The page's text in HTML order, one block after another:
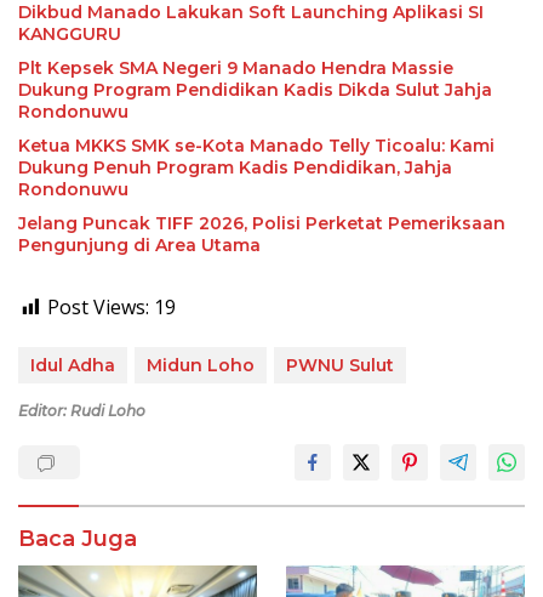
Dikbud Manado Lakukan Soft Launching Aplikasi SI
KANGGURU
Plt Kepsek SMA Negeri 9 Manado Hendra Massie
Dukung Program Pendidikan Kadis Dikda Sulut Jahja
Rondonuwu
Ketua MKKS SMK se-Kota Manado Telly Ticoalu: Kami
Dukung Penuh Program Kadis Pendidikan, Jahja
Rondonuwu
Jelang Puncak TIFF 2026, Polisi Perketat Pemeriksaan
Pengunjung di Area Utama
Post Views: 19
Idul Adha Midun Loho PWNU Sulut
Editor: Rudi Loho
Baca Juga